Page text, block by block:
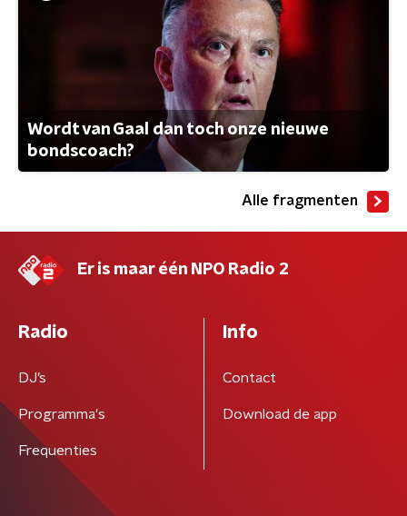
Wordt van Gaal dan toch onze nieuwe
bondscoach?
Alle fragmenten
Er is maar één NPO Radio 2
Radio
DJ’s
Programma's
Frequenties
Info
Contact
Download de app